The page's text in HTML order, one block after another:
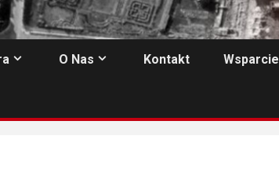
O Nas Kontakt Wsparcie